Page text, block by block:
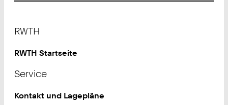
RWTH
RWTH Startseite
Service
Kontakt und Lagepläne